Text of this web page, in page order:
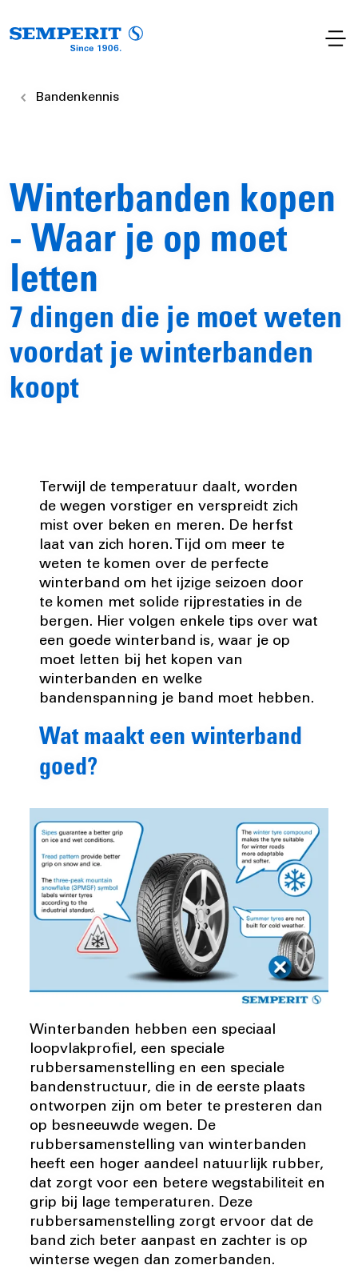
Bandenkennis
Winterbanden kopen
- Waar je op moet
letten
7 dingen die je moet weten
voordat je winterbanden
koopt
Terwijl de temperatuur daalt, worden
de wegen vorstiger en verspreidt zich
mist over beken en meren. De herfst
laat van zich horen. Tijd om meer te
weten te komen over de perfecte
winterband om het ijzige seizoen door
te komen met solide rijprestaties in de
bergen. Hier volgen enkele tips over wat
een goede winterband is, waar je op
moet letten bij het kopen van
winterbanden en welke
bandenspanning je band moet hebben.
Wat maakt een winterband
goed?
Winterbanden hebben een speciaal
loopvlakprofiel, een speciale
rubbersamenstelling en een speciale
bandenstructuur, die in de eerste plaats
ontworpen zijn om beter te presteren dan
op besneeuwde wegen. De
rubbersamenstelling van winterbanden
heeft een hoger aandeel natuurlijk rubber,
dat zorgt voor een betere wegstabiliteit en
grip bij lage temperaturen. Deze
rubbersamenstelling zorgt ervoor dat de
band zich beter aanpast en zachter is op
winterse wegen dan zomerbanden.